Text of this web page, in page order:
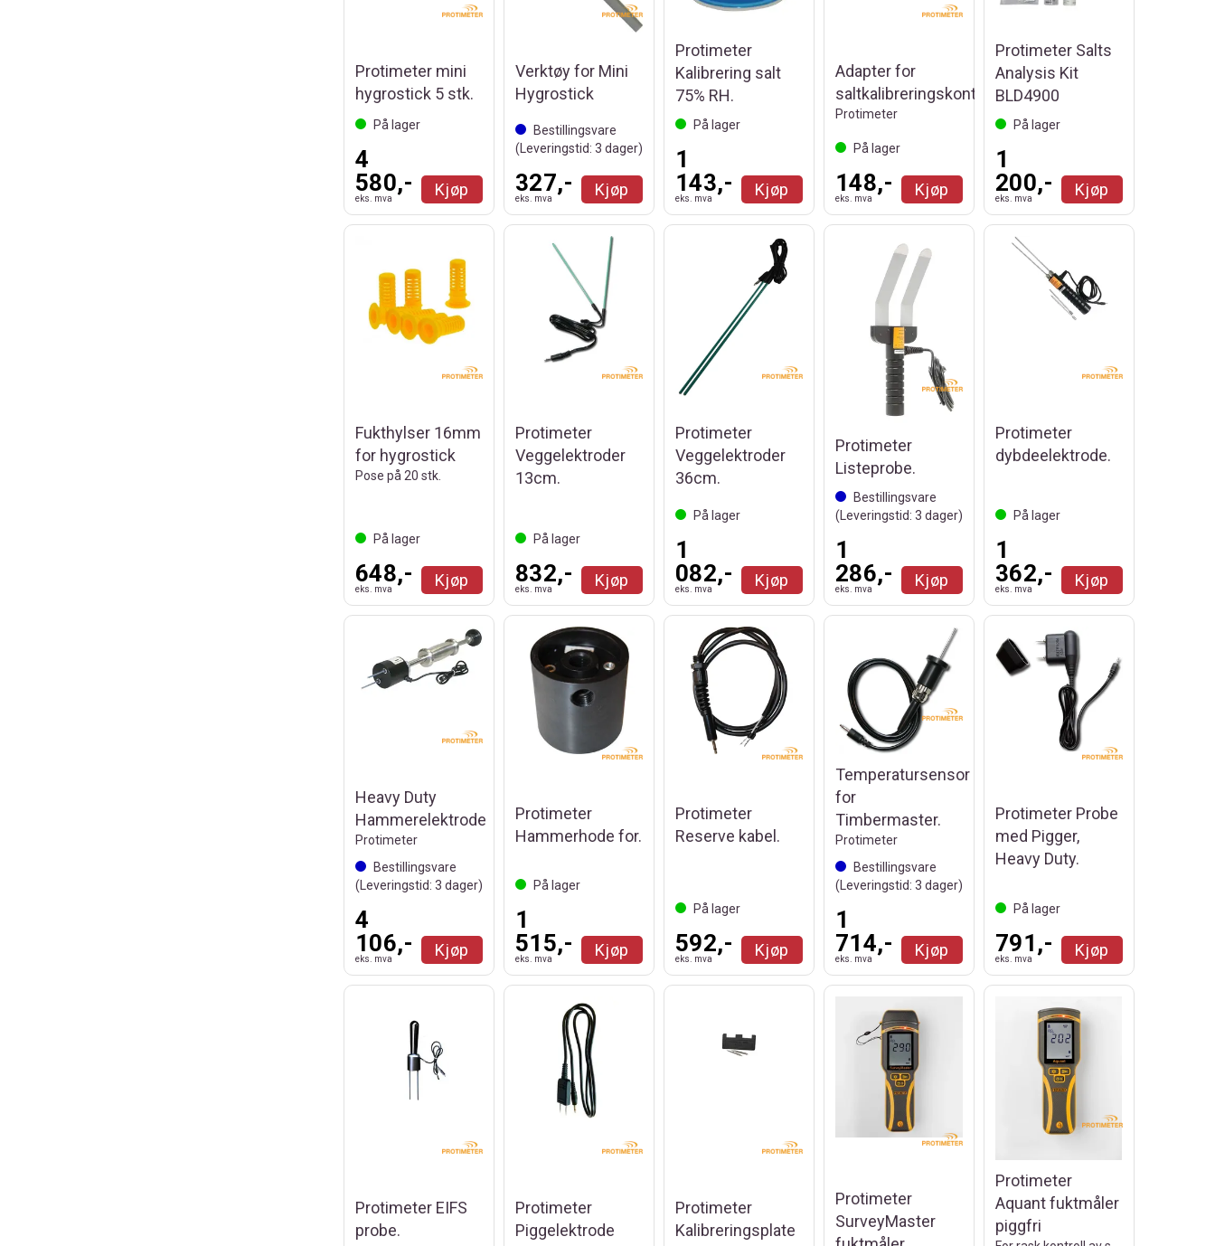
Protimeter mini
hygrostick 5 stk.
På lager
4
580,-
eks. mva Kjøp
Verktøy for Mini
Hygrostick
Bestillingsvare
(Leveringstid: 3 dager)
327,-
eks. mva Kjøp
Protimeter
Kalibrering salt
75% RH.
På lager
1
143,-
eks. mva Kjøp
Adapter for
saltkalibreringskontroll
Protimeter
På lager
148,-
eks. mva Kjøp
Protimeter Salts
Analysis Kit
BLD4900
På lager
1
200,-
eks. mva Kjøp
Fukthylser 16mm
for hygrostick
Pose på 20 stk.
På lager
648,-
eks. mva Kjøp
Protimeter
Veggelektroder
13cm.
På lager
832,-
eks. mva Kjøp
Protimeter
Veggelektroder
36cm.
På lager
1
082,-
eks. mva Kjøp
Protimeter
Listeprobe.
Bestillingsvare
(Leveringstid: 3 dager)
1
286,-
eks. mva Kjøp
Protimeter
dybdeelektrode.
På lager
1
362,-
eks. mva Kjøp
Heavy Duty
Hammerelektrode
Protimeter
Bestillingsvare
(Leveringstid: 3 dager)
4
106,-
eks. mva Kjøp
Protimeter
Hammerhode for.
På lager
1
515,-
eks. mva Kjøp
Protimeter
Reserve kabel.
På lager
592,-
eks. mva Kjøp
Temperatursensor
for
Timbermaster.
Protimeter
Bestillingsvare
(Leveringstid: 3 dager)
1
714,-
eks. mva Kjøp
Protimeter Probe
med Pigger,
Heavy Duty.
På lager
791,-
eks. mva Kjøp
Protimeter EIFS
probe.
Protimeter
Piggelektrode
Protimeter
Kalibreringsplate
Protimeter
SurveyMaster
Protimeter
Aquant fuktmåler
piggfri